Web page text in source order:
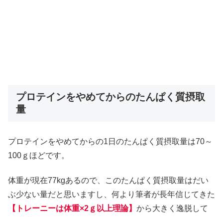
プロテインをやめてからのたんぱく質摂取
量
プロテインをやめてからの1日のたんぱく質摂取量は70～
100ｇほどです。
体重が現在77kgあるので、このたんぱく質摂取量はだい
ぶ少ない量だと思いますし、何より筆者が長年信じてきた
【トレーニーは体重×2ｇ以上理論】 から大きく逸脱して